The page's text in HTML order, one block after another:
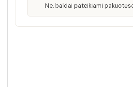
Ne, baldai pateikiami